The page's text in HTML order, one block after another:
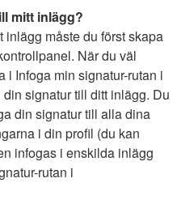
mitt inlägg?
inlägg måste du först skapa
När du väl
i Infoga min signatur-rutan i
signatur till ditt inlägg. Du
din signatur till alla dina
i din profil (du kan
infogas i enskilda inlägg
rutan i